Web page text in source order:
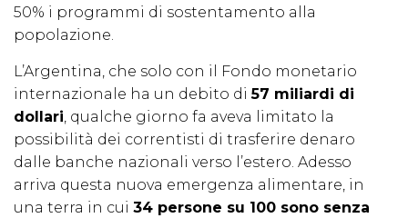
50% i programmi di sostentamento alla
popolazione.
L’Argentina, che solo con il Fondo monetario
internazionale ha un debito di57 miliardi di
dollari, qualche giorno fa aveva limitato la
possibilità dei correntisti di trasferire denaro
dalle banche nazionali verso l’estero. Adesso
arriva questa nuova emergenza alimentare, in
una terra in cui 34 persone su 100 sono senza